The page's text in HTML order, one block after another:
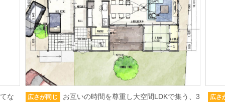
な
広さが同じ
お互いの時間を尊重し大空間LDKで集う、3
広さ